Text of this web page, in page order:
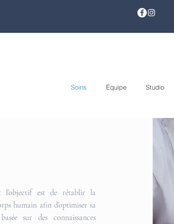
Soins Équipe Studio
l’objectif est de rétablir la
humain afin d’optimiser sa
sur des connaissances